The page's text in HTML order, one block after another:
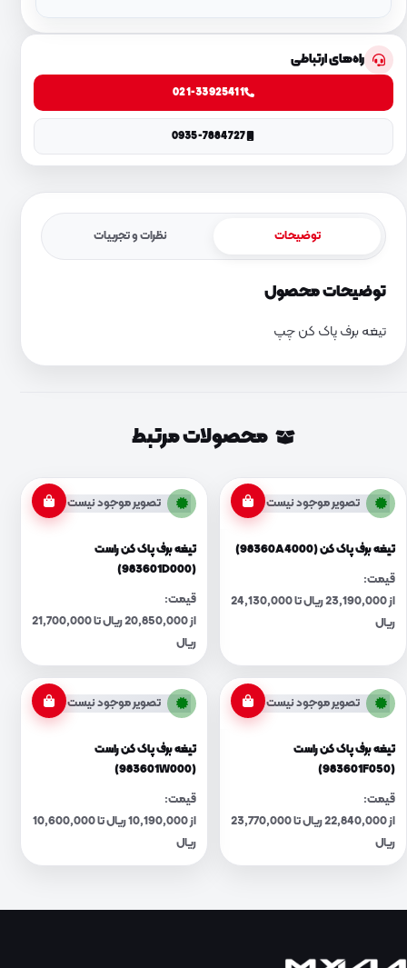
راه‌های ارتباطی
021-33925411
0935-7884727
توضیحات نظرات و تجربیات
توضیحات محصول
تیغه برف پاک کن چپ
محصولات مرتبط
تصویر موجود نیست
تیغه برف پاک کن (98360A4000)
قیمت:
از 23,190,000 ریال تا 24,130,000
ریال
تصویر موجود نیست
تیغه برف پاک کن راست
(983601D000)
قیمت:
از 20,850,000 ریال تا 21,700,000
ریال
تصویر موجود نیست
تیغه برف پاک کن راست
(983601F050)
قیمت:
از 22,840,000 ریال تا 23,770,000
ریال
تصویر موجود نیست
تیغه برف پاک کن راست
(983601W000)
قیمت:
از 10,190,000 ریال تا 10,600,000
ریال